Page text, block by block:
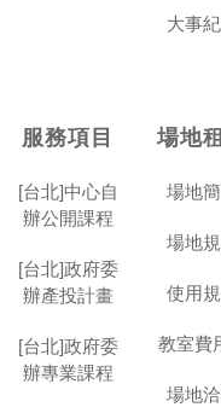
大事
服務項目
[台北]中心自
辦公開課程
[台北]政府委
辦產投計畫
[台北]政府委
辦專業課程
場地
場地
場地
使用規
教室費
場地